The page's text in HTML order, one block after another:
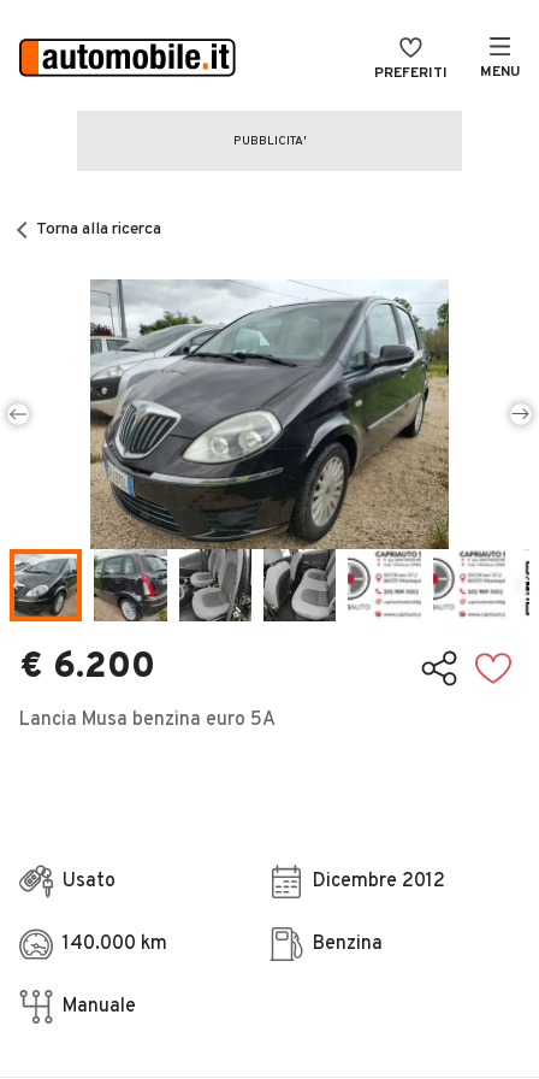
PREFERITI MENU
CERCA
Auto Nuove
Noleggio a lungo termine
Auto d'epoca
Moto
Camper
Veicoli Commerciali
Concessionari
Torna alla ricerca
€ 6.200
Lancia Musa benzina euro 5A
Usato Dicembre 2012
140.000 km Benzina
Manuale